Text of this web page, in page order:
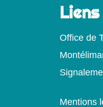
Liens
Office de
Mentions